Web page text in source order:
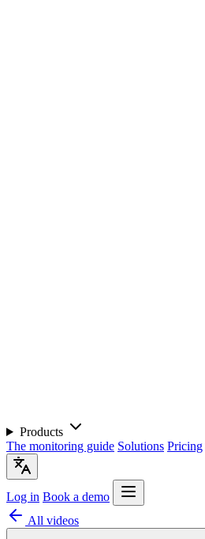
Products
The monitoring guide Solutions Pricing
Log in Book a demo
All videos